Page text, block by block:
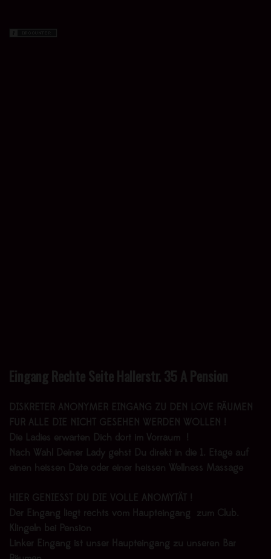
Eingang Rechte Seite Hallerstr. 35 A Pension
DISKRETER ANONYMER EINGANG ZU DEN LOVE RÄUMEN
FÜR ALLE DIE NICHT GESEHEN WERDEN WOLLEN !
Die Ladies erwarten Dich dort im Vorraum !
Nach Wahl Deiner Lady gehst Du direkt in die 1. Etage auf
einen heissen Date oder einer heissen Wellness Massage
HIER GENIESST DU DIE VOLLE ANOMYTÄT !
Der Eingang liegt rechts vom Haupteingang zum Club.
Klingeln bei Pension
Linker Eingang ist unser Haupteingang zu unseren Bar